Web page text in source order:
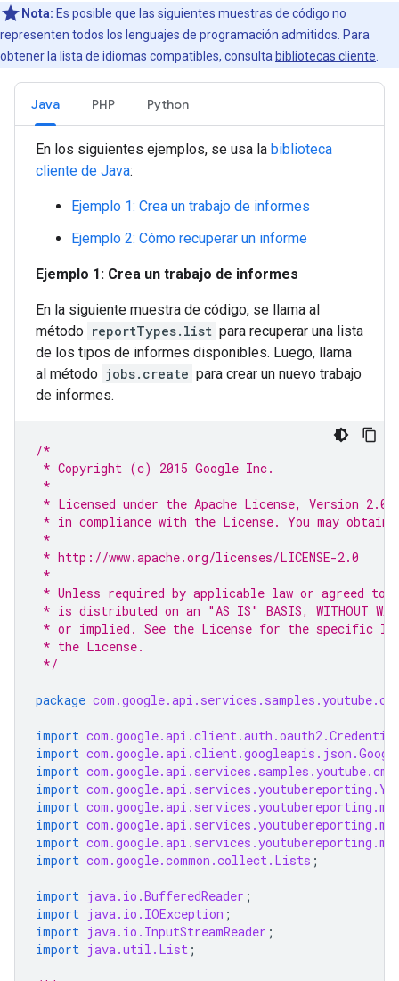
Nota: Es posible que las siguientes muestras de código no
representen todos los lenguajes de programación admitidos. Para
obtener la lista de idiomas compatibles, consulta bibliotecas cliente
Java PHP Python
En los siguientes ejemplos, se usa la biblioteca
cliente de Java:
Ejemplo 1: Crea un trabajo de informes
Ejemplo 2: Cómo recuperar un informe
Ejemplo 1: Crea un trabajo de informes
En la siguiente muestra de código, se llama al
método reportTypes.list para recuperar una lista
de los tipos de informes disponibles. Luego, llama
al método jobs.create para crear un nuevo trabajo
de informes.
/*
* Copyright (c) 2015 Google Inc.
*
* Licensed under the Apache License, Version
* in compliance with the License. You may
*
* http://www.apache.org/licenses/LICENSE-2.0
*
* Unless required by applicable law or agreed
* is distributed on an "AS IS" BASIS, WITHOUT
* or implied. See the License for the specific
* the License.
*/
package
import
import
import
import
import
import
import
import com.google.common.collect.Lists ;
import java.io.BufferedReader ;
import java.io.IOException ;
import java.io.InputStreamReader ;
import java.util.List ;